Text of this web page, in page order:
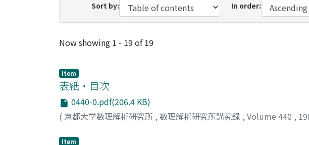
Sort by: In order:
Recent Submissions
Now showing 1 - 19 of 19
Item
表紙・目次
0440-0.pdf(206.4 KB)
( 京都大学数理解析研究所 , 数理解析研究所講究録 , Volume 440 ,
Item